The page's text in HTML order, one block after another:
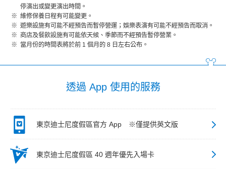
停演出或變更演出時間。
維修保養日程有可能變更。
遊樂設施有可能不經預告而暫停營運；娛樂表演有可能不經預告而取消。
商店及餐飲設施有可能依天候、季節而不經預告暫停營業。
當月份的時間表將於前 1 個月的 8 日左右公布。
透過 App 使用的服務
東京迪士尼度假區官方 App ※僅提供英文版
東京迪士尼度假區 40 週年優先入場卡